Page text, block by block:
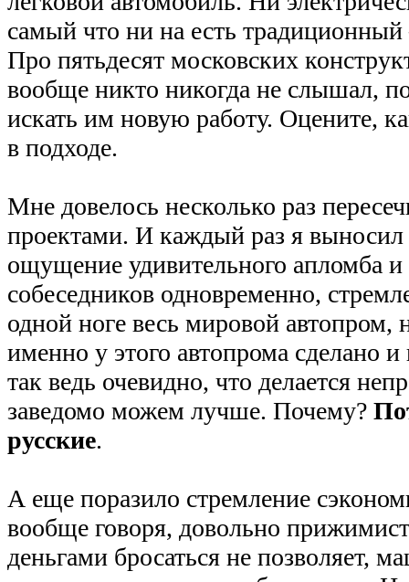
самый что ни на есть
Про пятьдесят московских
вообще никто никогда не слышал,
искать им новую работу. Оцените,
в подходе.
Мне довелось несколько раз
проектами. И каждый раз я
ощущение удивительного апломба и
собеседников одновременно,
одной ноге весь мировой автопром,
именно у этого автопрома сделано и
так ведь очевидно, что делается
заведомо можем лучше. Почему?
русские.
А еще поразило стремление
вообще говоря, довольно
деньгами бросаться не позволяет,